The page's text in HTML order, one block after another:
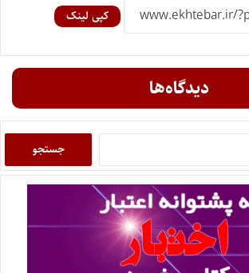
کپی لینک
دیدگاه‌ها